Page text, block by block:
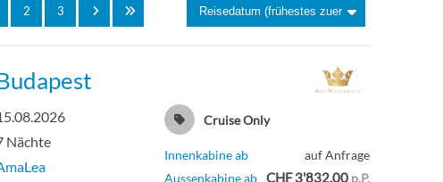
2 3
Nächte
Cruise Only
Innenkabine ab
auf Anfrage
Aussenkabine ab CHF 3'832.00 p.P.